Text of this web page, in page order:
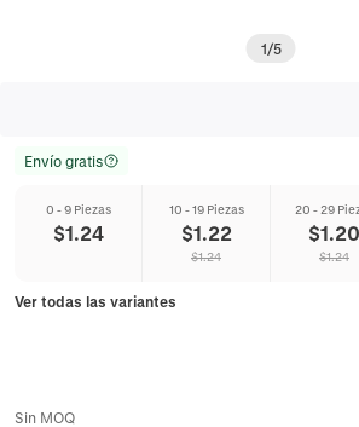
1/5
Envío gratis
0 - 9 Piezas
$1.24
10 - 19 Piezas
$1.22
$1.24
20 - 29
$1.20
$1.24
Ver todas las variantes
Sin MOQ